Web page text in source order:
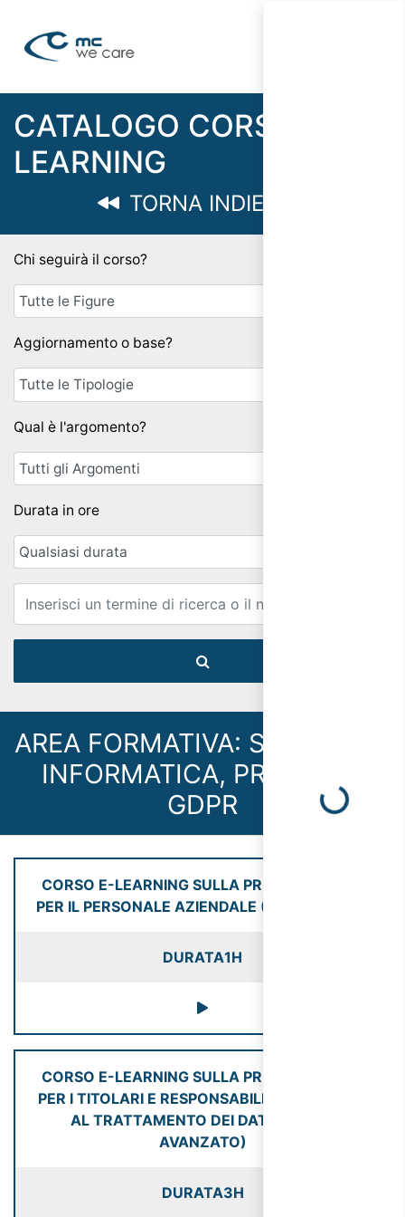
CATALOGO CORSI E-
LEARNING
TORNA INDIETRO
Chi seguirà il corso?
Aggiornamento o base?
Qual è l'argomento?
Durata in ore
AREA FORMATIVA: SICUREZZA
INFORMATICA, PRIVACY E
GDPR
CORSO E-LEARNING SULLA PRIVACY (GDPR)
PER IL PERSONALE AZIENDALE (CORSO BASE)
DURATA1H
CORSO E-LEARNING SULLA PRIVACY (GDPR)
PER I TITOLARI E RESPONSABILI AUTORIZZATI
AL TRATTAMENTO DEI DATI (CORSO
AVANZATO)
DURATA3H
Loading...